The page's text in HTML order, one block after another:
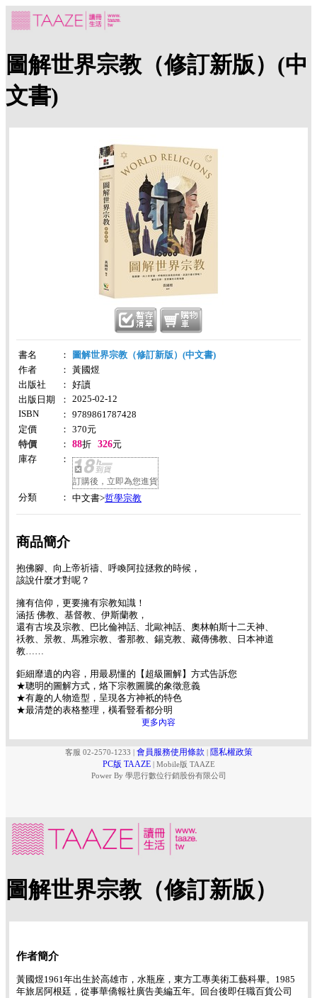
圖解世界宗教（修訂新版）(中
文書)
書名 ：
圖解世界宗教（修訂新版）(中文書)
作者
：
黃國煜
出版社
：
好讀
出版日期
：
2025-02-12
ISBN
：
9789861787428
定價
： 370元
特價
： 88折 326元
庫存
：
訂購後，立即為您進貨
分類
： 中文書>哲學宗教
商品簡介
抱佛腳、向上帝祈禱、呼喚阿拉拯救的時候，
該說什麼才對呢？
擁有信仰，更要擁有宗教知識！
涵括 佛教、基督教、伊斯蘭教，
還有古埃及宗教、巴比倫神話、北歐神話、奧林帕斯十二天神、
祅教、景教、馬雅宗教、耆那教、錫克教、藏傳佛教、日本神道
教……
鉅細靡遺的內容，用最易懂的【超級圖解】方式告訴您
★聰明的圖解方式，烙下宗教圖騰的象徵意義
★有趣的人物造型，呈現各方神衹的特色
★最清楚的表格整理，橫看豎看都分明
更多內容
客服 02-2570-1233 | 會員服務使用條款 | 隱私權政策
PC版 TAAZE | Mobile版 TAAZE
Power By 學思行數位行銷股份有限公司
圖解世界宗教（修訂新版）
作者簡介
黃國煜1961年出生於高雄市，水瓶座，東方工專美術工藝科畢。1985
年旅居阿根廷，從事華僑報社廣告美編五年。回台後即任職百貨公司